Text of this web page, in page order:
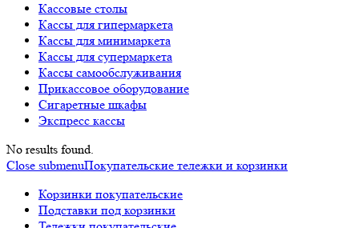
Кассовые столы
Кассы для гипермаркета
Кассы для минимаркета
Кассы для супермаркета
Кассы самообслуживания
Прикассовое оборудование
Сигаретные шкафы
Экспресс кассы
No results found.
Close submenuПокупательские тележки и корзинки
Корзинки покупательские
Подставки под корзинки